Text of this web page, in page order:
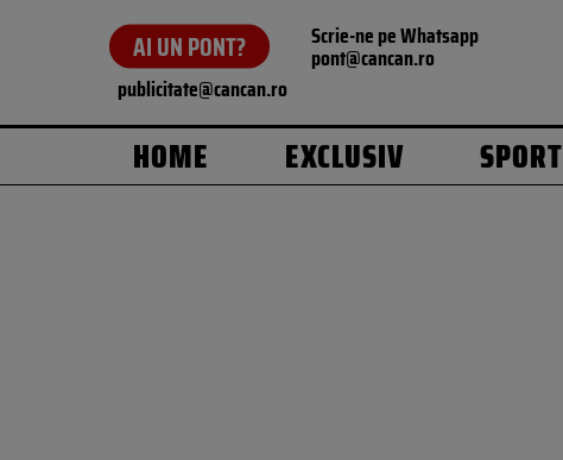
AI UN PONT? Scrie-ne pe Whatsapp
pont@cancan.ro
publicitate@cancan.ro
HOME EXCLUSIV SPORT